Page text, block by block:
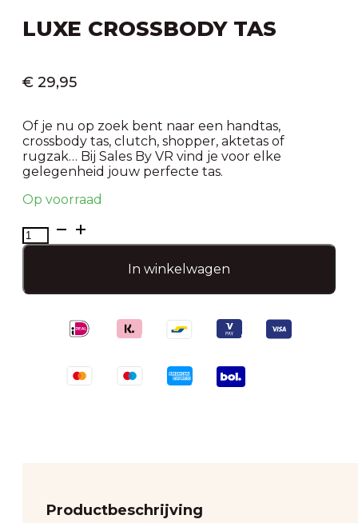
LUXE CROSSBODY TAS
€ 29,95
Of je nu op zoek bent naar een handtas,
crossbody tas, clutch, shopper, aktetas of
rugzak… Bij Sales By VR vind je voor elke
gelegenheid jouw perfecte tas.
Op voorraad
Luxe
crossbody
In winkelwagen
Productbeschrijving